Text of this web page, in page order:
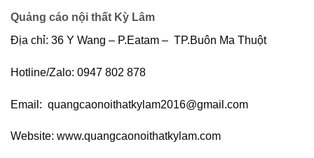
Quảng cáo nội thất Kỳ Lâm
Địa chỉ: 36 Y Wang – P.Eatam – TP.Buôn Ma Thuột
Hotline/Zalo: 0947 802 878
Email: quangcaonoithatkylam2016@gmail.com
Website: www.quangcaonoithatkylam.com